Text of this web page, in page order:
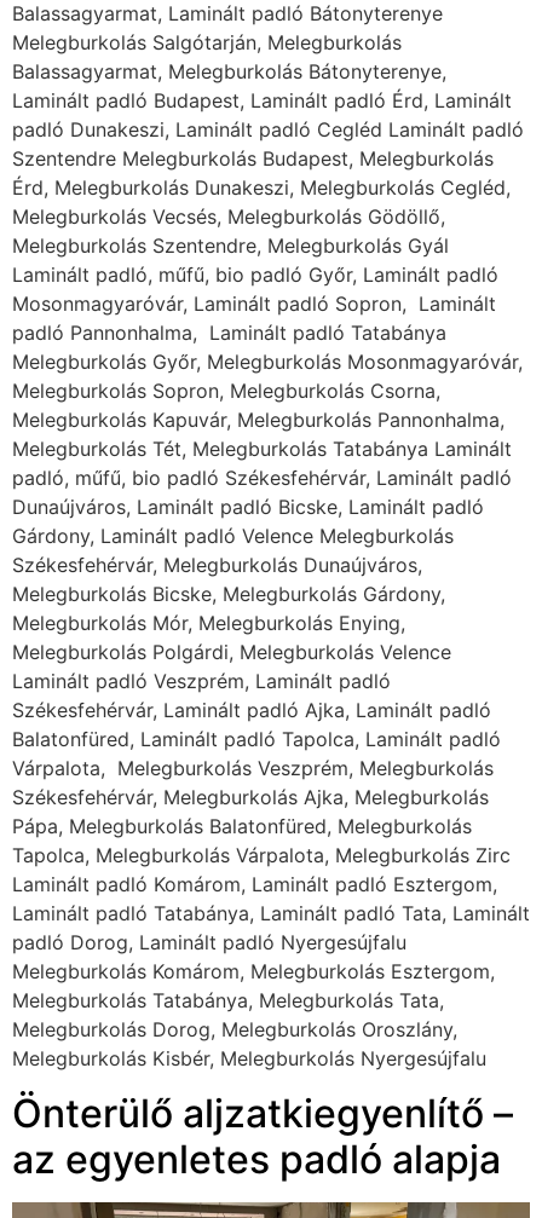
Balassagyarmat, Laminált padló Bátonyterenye
Melegburkolás Salgótarján, Melegburkolás
Balassagyarmat, Melegburkolás Bátonyterenye,
Laminált padló Budapest, Laminált padló Érd, Laminált
padló Dunakeszi, Laminált padló Cegléd Laminált padló
Szentendre Melegburkolás Budapest, Melegburkolás
Érd, Melegburkolás Dunakeszi, Melegburkolás Cegléd,
Melegburkolás Vecsés, Melegburkolás Gödöllő,
Melegburkolás Szentendre, Melegburkolás Gyál
Laminált padló, műfű, bio padló Győr, Laminált padló
Mosonmagyaróvár, Laminált padló Sopron, Laminált
padló Pannonhalma, Laminált padló Tatabánya
Melegburkolás Győr, Melegburkolás Mosonmagyaróvár,
Melegburkolás Sopron, Melegburkolás Csorna,
Melegburkolás Kapuvár, Melegburkolás Pannonhalma,
Melegburkolás Tét, Melegburkolás Tatabánya Laminált
padló, műfű, bio padló Székesfehérvár, Laminált padló
Dunaújváros, Laminált padló Bicske, Laminált padló
Gárdony, Laminált padló Velence Melegburkolás
Székesfehérvár, Melegburkolás Dunaújváros,
Melegburkolás Bicske, Melegburkolás Gárdony,
Melegburkolás Mór, Melegburkolás Enying,
Melegburkolás Polgárdi, Melegburkolás Velence
Laminált padló Veszprém, Laminált padló
Székesfehérvár, Laminált padló Ajka, Laminált padló
Balatonfüred, Laminált padló Tapolca, Laminált padló
Várpalota, Melegburkolás Veszprém, Melegburkolás
Székesfehérvár, Melegburkolás Ajka, Melegburkolás
Pápa, Melegburkolás Balatonfüred, Melegburkolás
Tapolca, Melegburkolás Várpalota, Melegburkolás Zirc
Laminált padló Komárom, Laminált padló Esztergom,
Laminált padló Tatabánya, Laminált padló Tata, Laminált
padló Dorog, Laminált padló Nyergesújfalu
Melegburkolás Komárom, Melegburkolás Esztergom,
Melegburkolás Tatabánya, Melegburkolás Tata,
Melegburkolás Dorog, Melegburkolás Oroszlány,
Melegburkolás Kisbér, Melegburkolás Nyergesújfalu
Önterülő aljzatkiegyenlítő –
az egyenletes padló alapja